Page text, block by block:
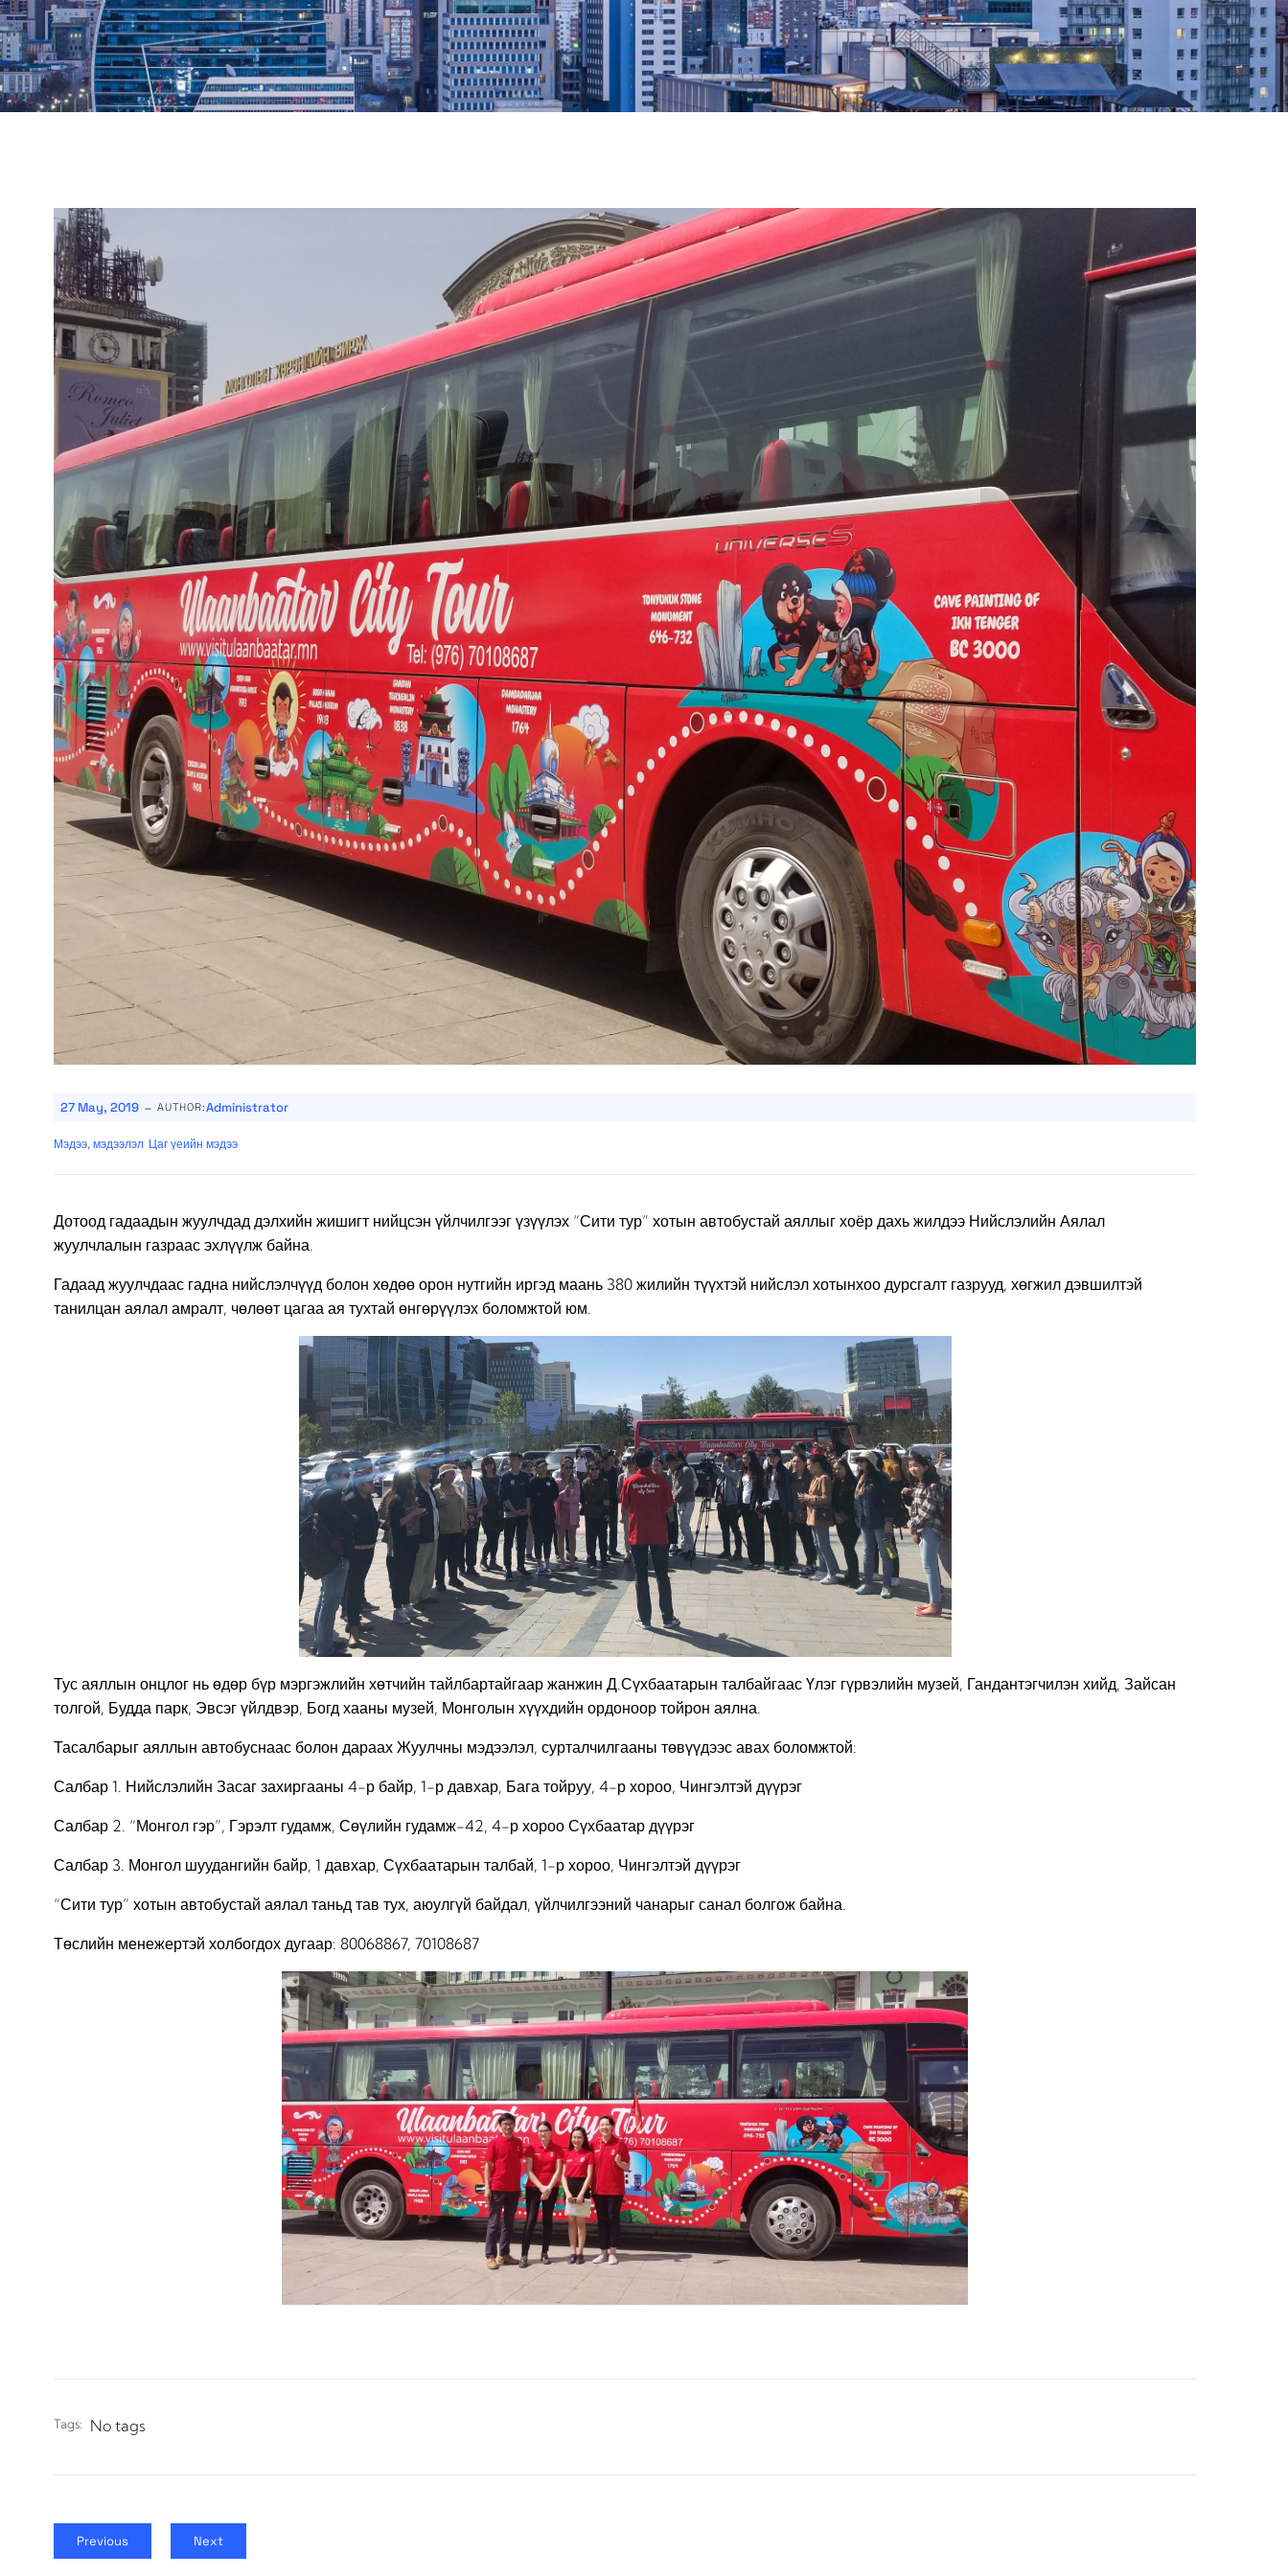
27 May, 2019 - AUTHOR:Administrator
Мэдээ, мэдээлэл Цаг үеийн мэдээ
Дотоод гадаадын жуулчдад дэлхийн жишигт нийцсэн үйлчилгээг үзүүлэх “Сити тур” хотын автобустай аяллыг хоёр дахь жилдээ Нийслэлийн Аялал
жуулчлалын газраас эхлүүлж байна.
Гадаад жуулчдаас гадна нийслэлчүүд болон хөдөө орон нутгийн иргэд маань 380 жилийн түүхтэй нийслэл хотынхоо дурсгалт газрууд, хөгжил дэвшилтэй
танилцан аялал амралт, чөлөөт цагаа ая тухтай өнгөрүүлэх боломжтой юм.
Тус аяллын онцлог нь өдөр бүр мэргэжлийн хөтчийн тайлбартайгаар жанжин Д.Сүхбаатарын талбайгаас Үлэг гүрвэлийн музей, Гандантэгчилэн хийд, Зайсан
толгой, Будда парк, Эвсэг үйлдвэр, Богд хааны музей, Монголын хүүхдийн ордоноор тойрон аялна.
Тасалбарыг аяллын автобуснаас болон дараах Жуулчны мэдээлэл, сурталчилгааны төвүүдээс авах боломжтой:
Салбар 1. Нийслэлийн Засаг захиргааны 4-р байр, 1-р давхар, Бага тойруу, 4-р хороо, Чингэлтэй дүүрэг
Салбар 2. “Монгол гэр”, Гэрэлт гудамж, Сөүлийн гудамж-42, 4-р хороо Сүхбаатар дүүрэг
Салбар 3. Монгол шуудангийн байр, 1 давхар, Сүхбаатарын талбай, 1-р хороо, Чингэлтэй дүүрэг
“Сити тур” хотын автобустай аялал таньд тав тух, аюулгүй байдал, үйлчилгээний чанарыг санал болгож байна.
Төслийн менежертэй холбогдох дугаар: 80068867, 70108687
Tags: No tags
Previous Next